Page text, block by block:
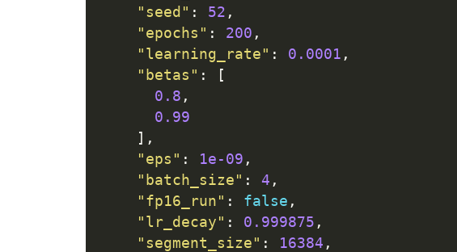
"seed" : 52 ,
"epochs" : 200 ,
"learning_rate" : 0.0001 ,
"betas" :
[
0.8 ,
0.99
],
"eps" : 1e-09 ,
"batch_size" : 4 ,
"fp16_run" : false ,
"lr_decay" : 0.999875 ,
"segment_size" : 16384 ,